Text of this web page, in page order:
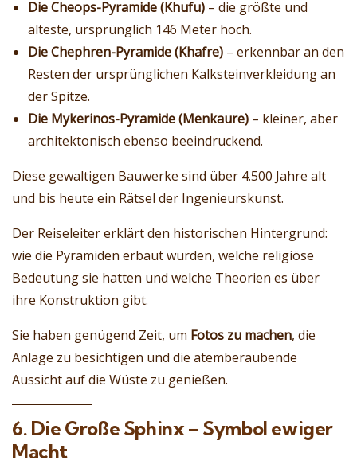
Die Cheops-Pyramide (Khufu) – die größte und
älteste, ursprünglich 146 Meter hoch.
Die Chephren-Pyramide (Khafre) – erkennbar an den
Resten der ursprünglichen Kalksteinverkleidung an
der Spitze.
Die Mykerinos-Pyramide (Menkaure) – kleiner, aber
architektonisch ebenso beeindruckend.
Diese gewaltigen Bauwerke sind über 4.500 Jahre alt
und bis heute ein Rätsel der Ingenieurskunst.
Der Reiseleiter erklärt den historischen Hintergrund:
wie die Pyramiden erbaut wurden, welche religiöse
Bedeutung sie hatten und welche Theorien es über
ihre Konstruktion gibt.
Sie haben genügend Zeit, um Fotos zu machen, die
Anlage zu besichtigen und die atemberaubende
Aussicht auf die Wüste zu genießen.
6. Die Große Sphinx – Symbol ewiger
Macht